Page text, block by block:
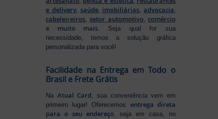
e delivery, saúde, imobiliárias, advocacia,
cabeleireiros, setor automotivo, comércio
e muito mais . Seja qual for sua
necessidade, temos a solução gráfica
personalizada para você!
Facilidade na Entrega em Todo o
Brasil e Frete Grátis
Na Atual Card, sua conveniência vem em
primeiro lugar! Oferecemos entrega direta
para o seu endereço, seja em casa, no